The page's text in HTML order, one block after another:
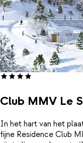
Club MMV Le
In het hart van het
fijne Residence Club